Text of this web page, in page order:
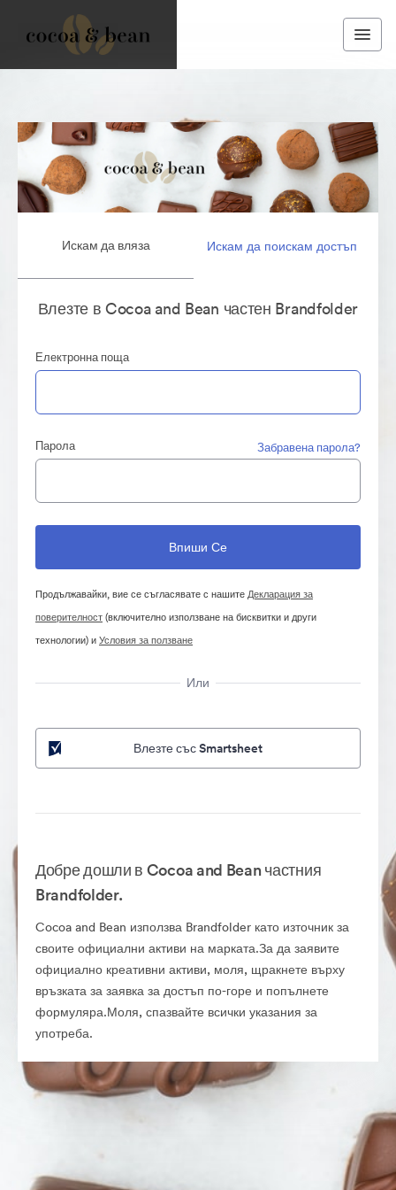
Искам да вляза Искам да поискам достъп
Влезте в Cocoa and Bean частен Brandfolder
Електронна поща
Парола Забравена парола?
Продължавайки, вие се съгласявате с нашитеДекларация за
поверителност(включително използване на бисквитки и други
технологии) иУсловия за ползване
Или
Влезте със Smartsheet
Добре дошли в Cocoa and Bean частния
Brandfolder.
Cocoa and Bean използва Brandfolder като източник за
своите официални активи на марката.За да заявите
официално креативни активи, моля, щракнете върху
връзката за заявка за достъп по-горе и попълнете
формуляра.Моля, спазвайте всички указания за
употреба.